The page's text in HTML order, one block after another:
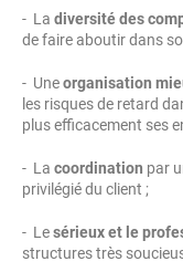
- La diversité des
de faire aboutir dans
- Uneorganisation
les risques de retard
plus efficacement ses
- La coordination par
privilégié du client ;
- Lesérieux et le
structures très